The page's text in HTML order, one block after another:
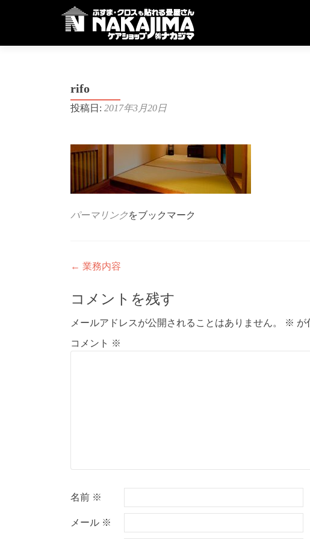
rifo
投稿日: 2017年3月20日
パーマリンクをブックマーク
投
稿
ビ
ゲ
← 業務内容
コメントを残す
メールアドレスが公開されることはありません。 ※ が
コメント ※
名前 ※
メール ※